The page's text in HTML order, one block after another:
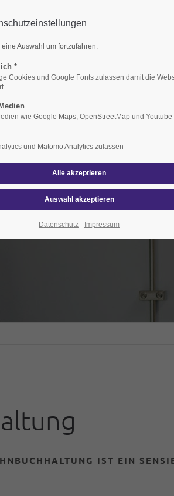
Kanzlei
IST EIN
eine Auswahl um fortzufahren:
*
Cookies und Google Fonts zulassen damit die
wie Google Maps, OpenStreetMap und Youtube
und Matomo Analytics zulassen
Datenschutz Impressum